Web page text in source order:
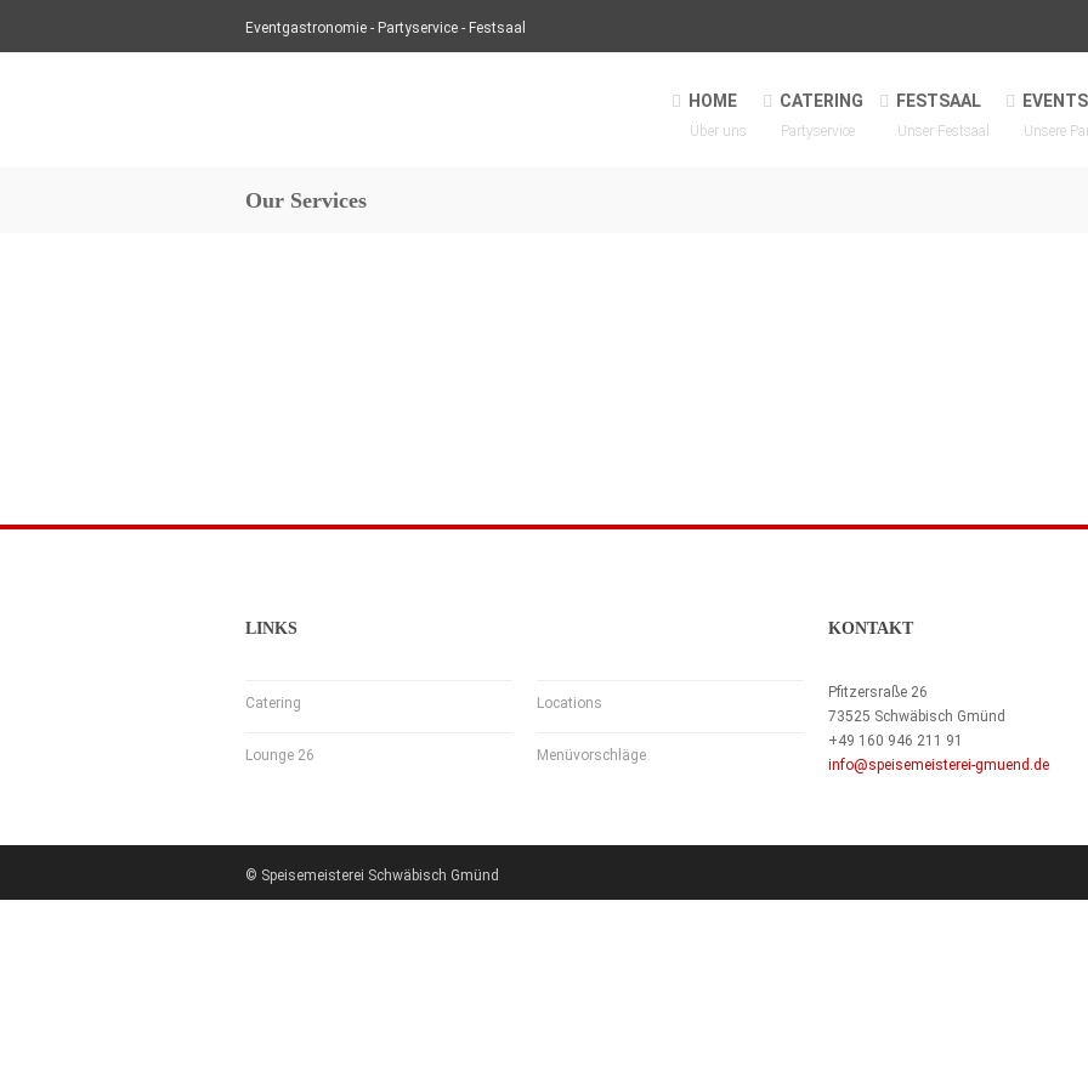
Eventgastronomie - Partyservice - Festsaal
HOME
Über uns
CATERING
Partyservice
FESTSAAL
Unser Festsaal
EVENTS
Unsere
Our Services
LINKS
Catering
Lounge 26
Locations
Menüvorschläge
KONTAKT
Pfitzersraße 26
73525 Schwäbisch Gmünd
+49 160 946 211 91
info@speisemeisterei-gmuend.de
© Speisemeisterei Schwäbisch Gmünd